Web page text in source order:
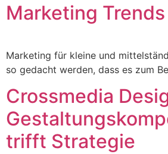
Marketing
Marketing für kleine und
so gedacht werden, dass es zum
Crossmedia
trifft Strategie